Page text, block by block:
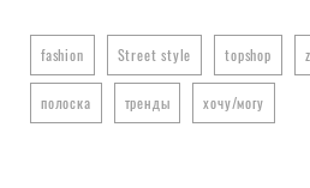
fashion Street style topshop
полоска тренды хочу/могу